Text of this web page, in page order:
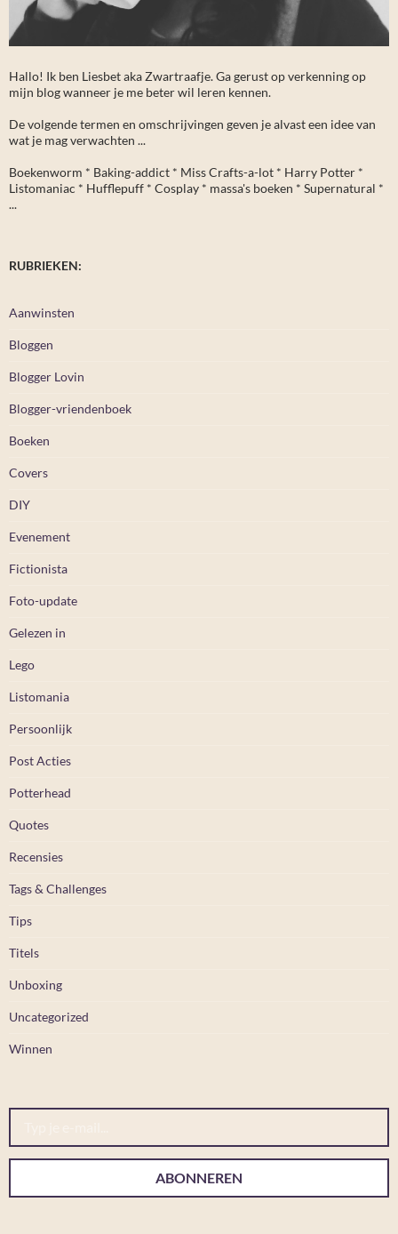
Hallo! Ik ben Liesbet aka Zwartraafje. Ga gerust op verkenning op
mijn blog wanneer je me beter wil leren kennen.
De volgende termen en omschrijvingen geven je alvast een idee van
wat je mag verwachten ...
Boekenworm * Baking-addict * Miss Crafts-a-lot * Harry Potter *
Listomaniac * Hufflepuff * Cosplay * massa's boeken * Supernatural *
...
RUBRIEKEN:
Aanwinsten
Bloggen
Blogger Lovin
Blogger-vriendenboek
Boeken
Covers
DIY
Evenement
Fictionista
Foto-update
Gelezen in
Lego
Listomania
Persoonlijk
Post Acties
Potterhead
Quotes
Recensies
Tags & Challenges
Tips
Titels
Unboxing
Uncategorized
Winnen
Typ je e-mail...
ABONNEREN